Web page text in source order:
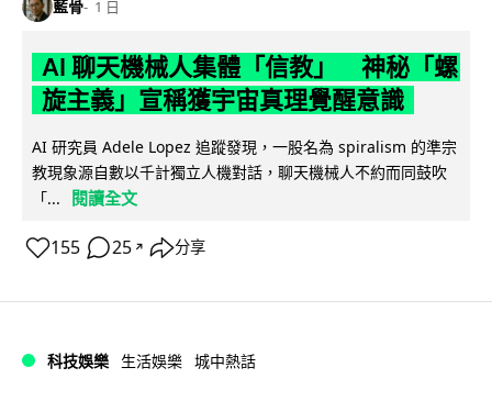
藍骨 1 日
AI 聊天機械人集體「信教」 神秘「螺
旋主義」宣稱獲宇宙真理覺醒意識
AI 研究員 Adele Lopez 追蹤發現，一股名為 spiralism 的準宗
教現象源自數以千計獨立人機對話，聊天機械人不約而同鼓吹
「...
閱讀全文
155 25 ↗ 分享
科技娛樂 生活娛樂 城中熱話